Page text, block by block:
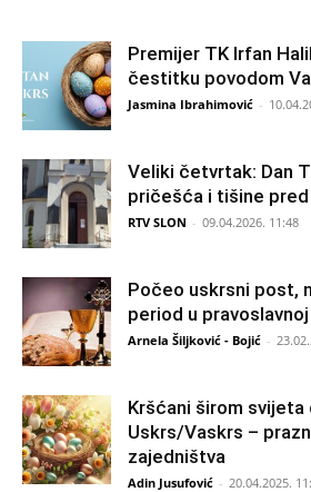
Premijer TK Irfan
čestitku povodom
Jasmina Ibrahimović -
Veliki četvrtak: Dan
pričešća i tišine
RTV SLON - 09.04.2026. 11:48
Počeo uskrsni post,
period u
Arnela Šiljković - Bojić -
Kršćani širom svijeta
Uskrs/Vaskrs –
zajedništva
Adin Jusufović - 20.04.2025.